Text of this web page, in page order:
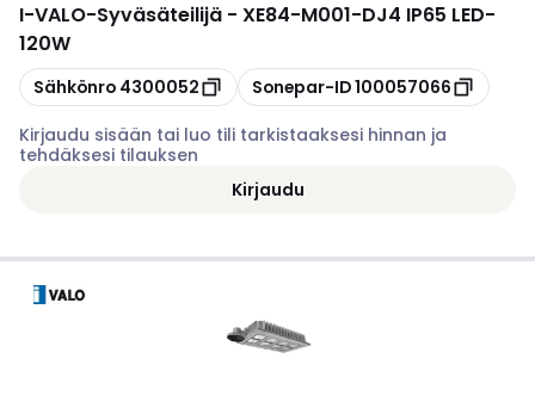
I-VALO-Syväsäteilijä - XE84-M001-DJ4 IP65 LED-
120W
Kopioi
Sähkönro 4300052 Kopioi
Sonepar-ID100057066
Kirjaudu sisään tai luo tili tarkistaaksesi hinnan ja
tehdäksesi tilauksen
Kirjaudu